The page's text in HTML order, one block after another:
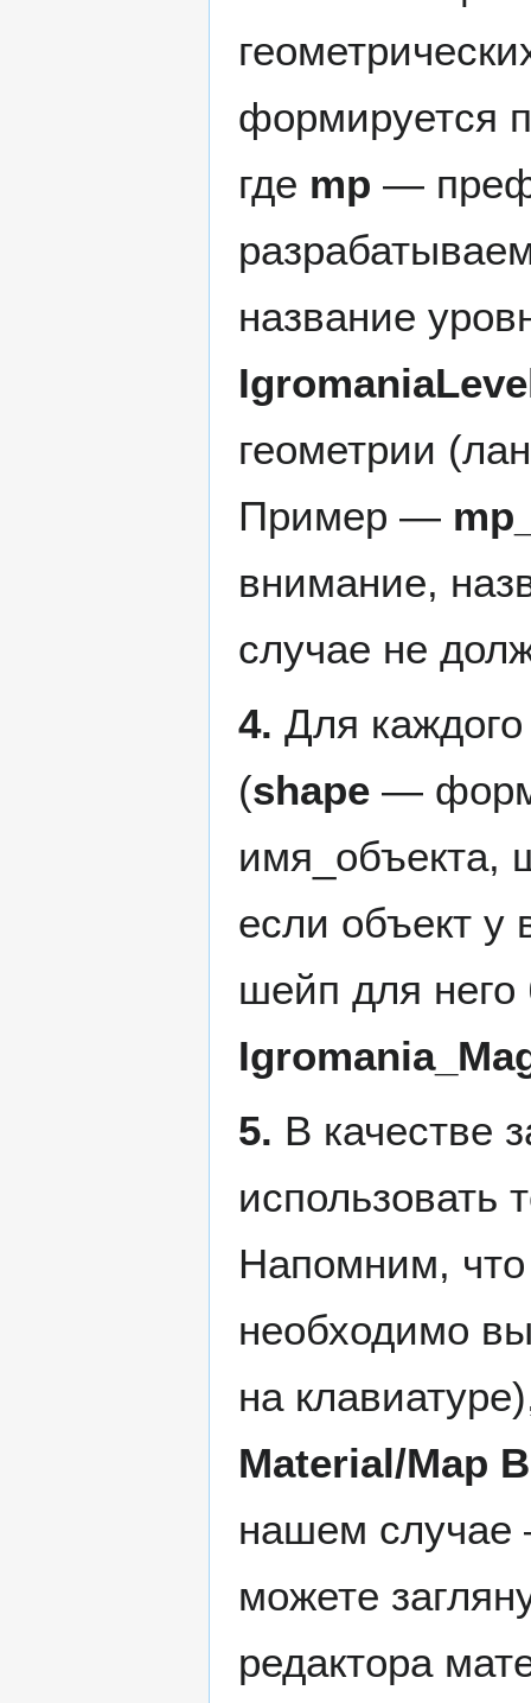
формируется
где mp —
название
геометрии
Пример —
внимание,
случае не
4. Для
(shape —
имя_объекта,
если объект у
шейп для него
5. В качестве
использовать
Напомним,
необходимо
на
Material/Map
нашем
можете
редактора